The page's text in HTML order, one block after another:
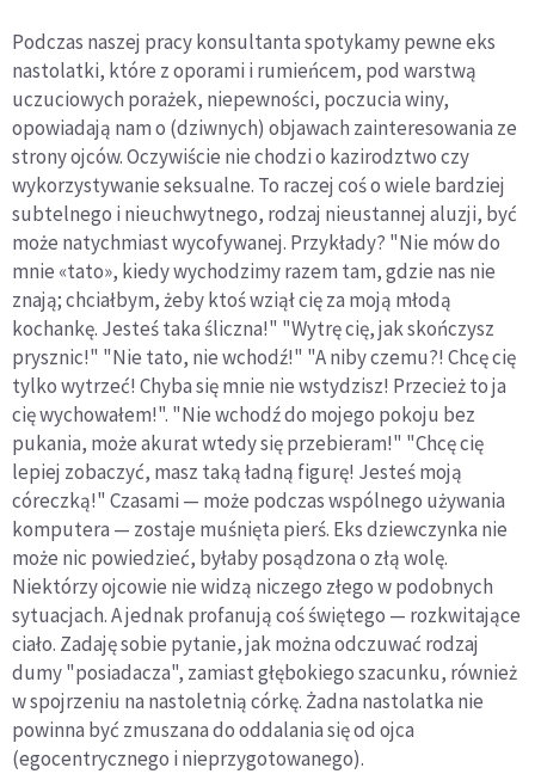
Podczas naszej pracy konsultanta spotykamy pewne eks
nastolatki, które z oporami i rumieńcem, pod warstwą
uczuciowych porażek, niepewności, poczucia winy,
opowiadają nam o (dziwnych) objawach zainteresowania ze
strony ojców. Oczywiście nie chodzi o kazirodztwo czy
wykorzystywanie seksualne. To raczej coś o wiele bardziej
subtelnego i nieuchwytnego, rodzaj nieustannej aluzji, być
może natychmiast wycofywanej. Przykłady? "Nie mów do
mnie «tato», kiedy wychodzimy razem tam, gdzie nas nie
znają; chciałbym, żeby ktoś wziął cię za moją młodą
kochankę. Jesteś taka śliczna!" "Wytrę cię, jak skończysz
prysznic!" "Nie tato, nie wchodź!" "A niby czemu?! Chcę cię
tylko wytrzeć! Chyba się mnie nie wstydzisz! Przecież to ja
cię wychowałem!". "Nie wchodź do mojego pokoju bez
pukania, może akurat wtedy się przebieram!" "Chcę cię
lepiej zobaczyć, masz taką ładną figurę! Jesteś moją
córeczką!" Czasami — może podczas wspólnego używania
komputera — zostaje muśnięta pierś. Eks dziewczynka nie
może nic powiedzieć, byłaby posądzona o złą wolę.
Niektórzy ojcowie nie widzą niczego złego w podobnych
sytuacjach. A jednak profanują coś świętego — rozkwitające
ciało. Zadaję sobie pytanie, jak można odczuwać rodzaj
dumy "posiadacza", zamiast głębokiego szacunku, również
w spojrzeniu na nastoletnią córkę. Żadna nastolatka nie
powinna być zmuszana do oddalania się od ojca
(egocentrycznego i nieprzygotowanego).